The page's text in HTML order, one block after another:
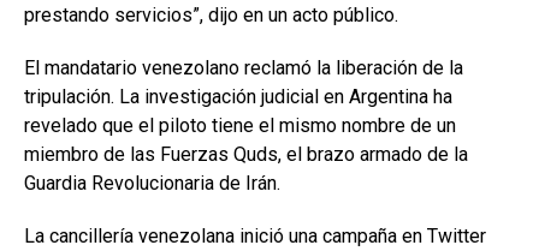
prestando servicios”, dijo en un acto público.
El mandatario venezolano reclamó la liberación de la
tripulación. La investigación judicial en Argentina ha
revelado que el piloto tiene el mismo nombre de un
miembro de las Fuerzas Quds, el brazo armado de la
Guardia Revolucionaria de Irán.
La cancillería venezolana inició una campaña en Twitter